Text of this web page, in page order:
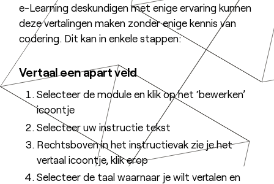
e-Learning deskundigen met enige ervaring kunnen
deze vertalingen maken zonder enige kennis van
codering. Dit kan in enkele stappen:
Vertaal een apart veld
Selecteer de module en klik op het ‘bewerken’
icoontje
Selecteer uw instructie tekst
Rechtsboven in het instructievak zie je het
vertaal icoontje, klik erop
Selecteer de taal waarnaar je wilt vertalen en